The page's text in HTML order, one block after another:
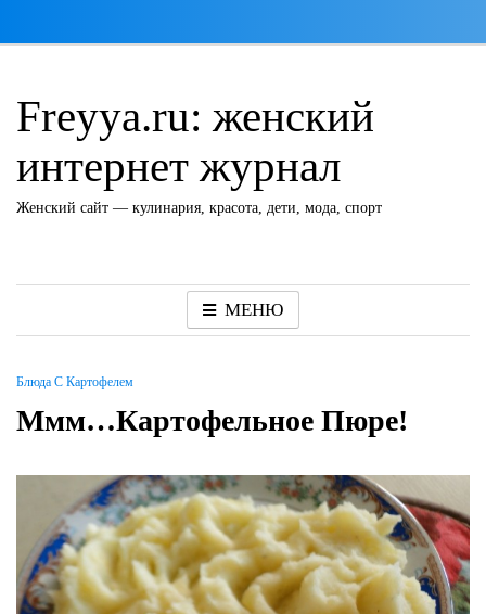
Freyya.ru: женский
интернет журнал
Женский сайт — кулинария, красота, дети, мода, спорт
МЕНЮ
Блюда С Картофелем
Ммм…Картофельное Пюре!